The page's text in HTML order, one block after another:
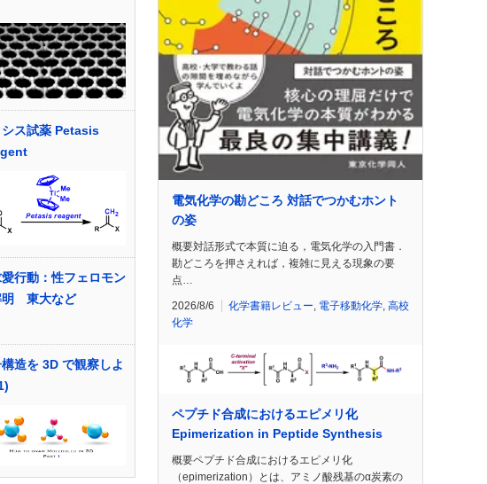
ス試薬 Petasis
行動：性フェロモン
明 東大など
造を 3D で観察しよ
電気化学の勘どころ 対話でつかむホント
の姿
概要対話形式で本質に迫る，電気化学の入門書．
勘どころを押さえれば，複雑に見える現象の要
点…
2026/8/6 化学書籍レビュー 電子移動化学 高校
化学
ペプチド合成におけるエピメリ化
Epimerization in Peptide Synthesis
概要ペプチド合成におけるエピメリ化
（epimerization）とは、アミノ酸残基のα炭素の